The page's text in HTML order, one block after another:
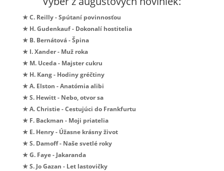
★ C. Reilly - Spútaní povinnosťou
★ H. Gudenkauf - Dokonalí hostitelia
★ B. Bernátová - Špina
★ I. Xander - Muž roka
★ M. Uceda - Majster cukru
★ H. Kang - Hodiny gréčtiny
★ A. Elston - Anatómia alibi
★ S. Hewitt - Nebo, otvor sa
★ A. Christie - Cestujúci do Frankfurtu
★ F. Backman - Moji priatelia
★ E. Henry - Úžasne krásny život
★ S. Damoff - Naše svetlé roky
★ G. Faye - Jakaranda
★ S. Jo Gazan - Let lastovičky